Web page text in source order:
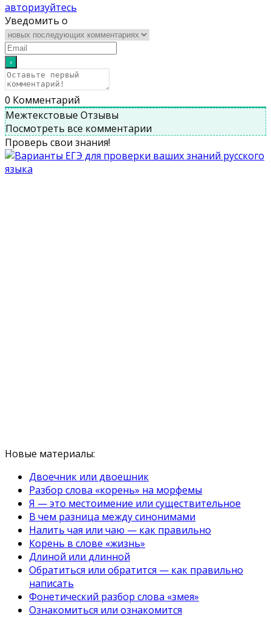
авторизуйтесь
Уведомить о
0 Комментарий
Межтекстовые Отзывы
Посмотреть все комментарии
Проверь свои знания!
Новые материалы:
Двоечник или двоешник
Разбор слова «корень» на морфемы
Я — это местоимение или существительное
В чем разница между синонимами
Налить чая или чаю — как правильно
Корень в слове «жизнь»
Длиной или длинной
Обратиться или обратится — как правильно
написать
Фонетический разбор слова «змея»
Ознакомиться или ознакомится